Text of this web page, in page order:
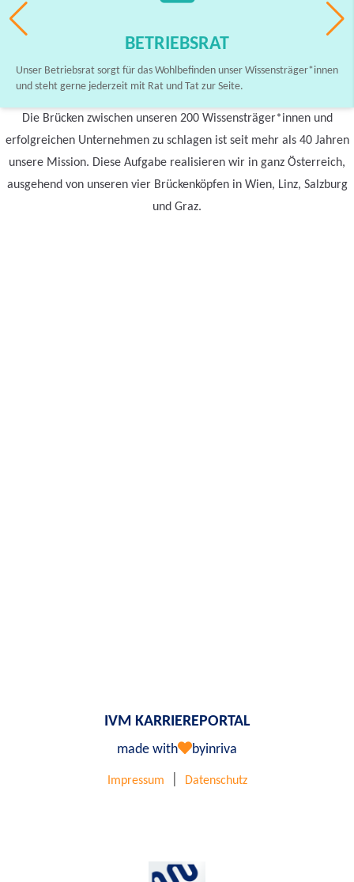
BETRIEBSRAT
Unser Betriebsrat sorgt für das Wohlbefinden unser Wissensträger*innen
und steht gerne jederzeit mit Rat und Tat zur Seite.
Die Brücken zwischen unseren 200 Wissensträger*innen und
erfolgreichen Unternehmen zu schlagen ist seit mehr als 40 Jahren
unsere Mission. Diese Aufgabe realisieren wir in ganz Österreich,
ausgehend von unseren vier Brückenköpfen in Wien, Linz, Salzburg
und Graz.
IVM KARRIEREPORTAL
made with byinriva
Impressum Datenschutz